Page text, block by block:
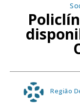
Região